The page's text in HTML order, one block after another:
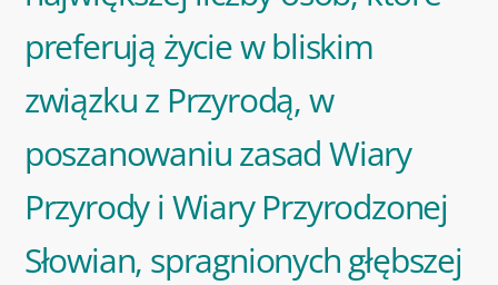
preferują życie w bliskim
związku z Przyrodą, w
poszanowaniu zasad Wiary
Przyrody i Wiary Przyrodzonej
Słowian, spragnionych głębszej